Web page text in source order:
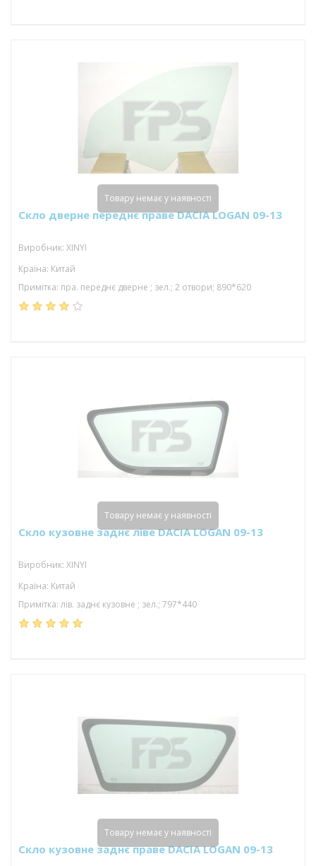
Скло дверне переднє праве DACIA LOGAN 09-13
Виробник: XINYI
Країна: Китай
Примітка: пра. переднє дверне ; зел.; 2 отвори; 890*620
Товару немає у наявності
Скло кузовне заднє ліве DACIA LOGAN 09-13
Виробник: XINYI
Країна: Китай
Примітка: лів. заднє кузовне ; зел.; 797*440
Товару немає у наявності
Скло кузовне заднє праве DACIA LOGAN 09-13
Товару немає у наявності